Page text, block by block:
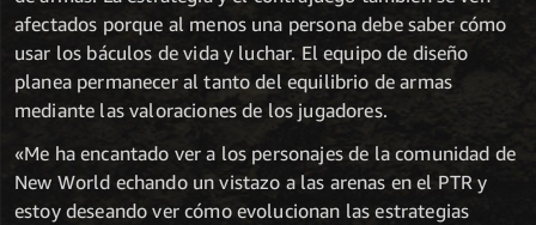
afectados porque al menos una persona debe saber cómo
usar los báculos de vida y luchar. El equipo de diseño
planea permanecer al tanto del equilibrio de armas
mediante las valoraciones de los jugadores.
«Me ha encantado ver a los personajes de la comunidad de
New World echando un vistazo a las arenas en el PTR y
estoy deseando ver cómo evolucionan las estrategias